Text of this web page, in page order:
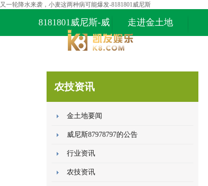
又一轮降水来袭，小麦这两种病可能爆发-8181801威尼斯
8181801威尼斯-威
尼斯87978797
走进金土地
农技资讯
金土地要闻
威尼斯87978797的公告
行业资讯
农技资讯